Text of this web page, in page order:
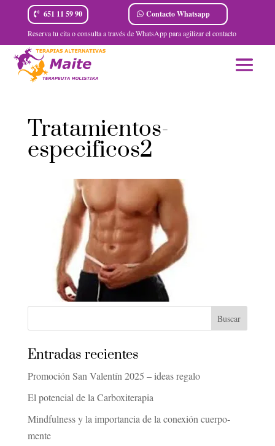
651 11 59 90 Contacto Whatsapp
Reserva tu cita o consulta a través de WhatsApp para agilizar el contacto
Tratamientos-
especificos2
Entradas recientes
Promoción San Valentín 2025 – ideas regalo
El potencial de la Carboxiterapia
Mindfulness y la importancia de la conexión cuerpo-
mente